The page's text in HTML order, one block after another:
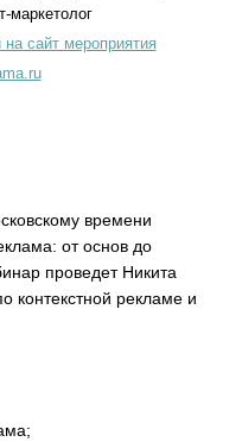
маркетолог
на сайт мероприятия
времени
от основ до
проведет Никита
контекстной рекламе и